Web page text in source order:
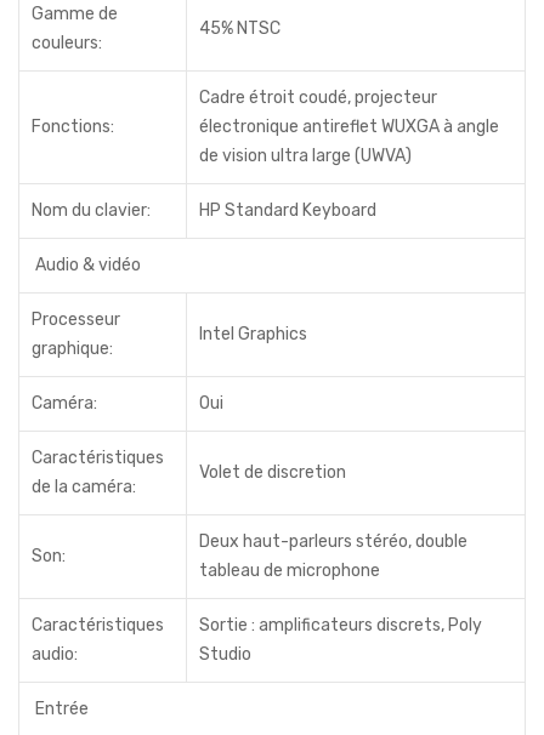
Gamme de
couleurs:
45% NTSC
Fonctions:
Cadre étroit coudé, projecteur
électronique antireflet WUXGA à angle
de vision ultra large (UWVA)
Nom du clavier: HP Standard Keyboard
Audio & vidéo
Processeur
graphique:
Intel Graphics
Caméra: Oui
Caractéristiques
de la caméra:
Volet de discretion
Son:
Deux haut-parleurs stéréo, double
tableau de microphone
Caractéristiques
audio:
Sortie : amplificateurs discrets, Poly
Studio
Entrée